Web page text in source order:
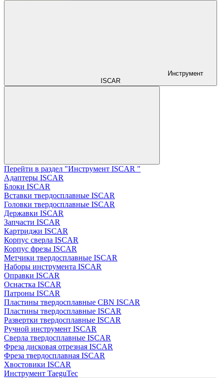
Инструмент
ISCAR
Перейти в раздел "Инструмент ISCAR "
Адаптеры ISCAR
Блоки ISCAR
Вставки твердосплавные ISCAR
Головки твердосплавные ISCAR
Державки ISCAR
Запчасти ISCAR
Картриджи ISCAR
Корпус сверла ISCAR
Корпус фрезы ISCAR
Метчики твердосплавные ISCAR
Наборы инструмента ISCAR
Оправки ISCAR
Оснастка ISCAR
Патроны ISCAR
Пластины твердосплавные CBN ISCAR
Пластины твердосплавные ISCAR
Развертки твердосплавные ISCAR
Ручной инструмент ISCAR
Сверла твердосплавные ISCAR
Фреза дисковая отрезная ISCAR
Фреза твердосплавная ISCAR
Хвостовики ISCAR
Инструмент TaeguTec